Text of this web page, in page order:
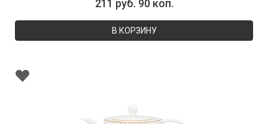
211 руб. 90 коп.
В КОРЗИНУ